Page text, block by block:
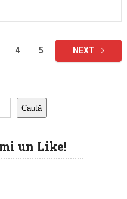
4 5 NEXT
Caută
un Like!